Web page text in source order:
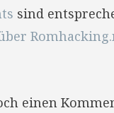
sind
einen